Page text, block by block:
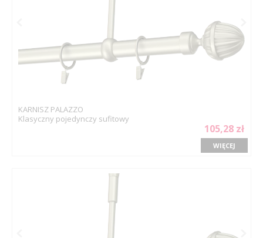
KARNISZ PALAZZO
Klasyczny pojedynczy sufitowy
105,28 zł
WIĘCEJ